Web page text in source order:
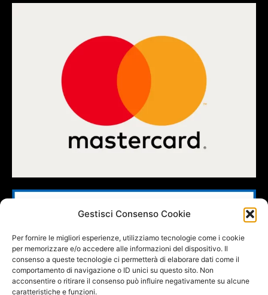
Gestisci Consenso Cookie
Per fornire le migliori esperienze, utilizziamo tecnologie come i cookie
per memorizzare e/o accedere alle informazioni del dispositivo. Il
consenso a queste tecnologie ci permetterà di elaborare dati come il
comportamento di navigazione o ID unici su questo sito. Non
acconsentire o ritirare il consenso può influire negativamente su alcune
caratteristiche e funzioni.